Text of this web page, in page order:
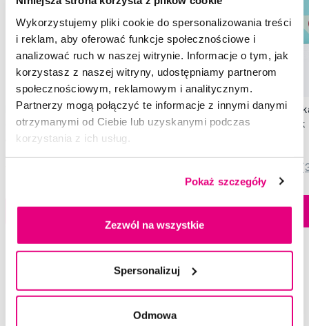
Wykorzystujemy pliki cookie do spersonalizowania treści
i reklam, aby oferować funkcje społecznościowe i
analizować ruch w naszej witrynie. Informacje o tym, jak
korzystasz z naszej witryny, udostępniamy partnerom
społecznościowym, reklamowym i analitycznym.
Partnerzy mogą połączyć te informacje z innymi danymi
otrzymanymi od Ciebie lub uzyskanymi podczas
korzystania z ich usług.
Pokaż szczegóły
Zezwól na wszystkie
Spersonalizuj
Odmowa
Buccotherm BIO żelowa pasta do zębów
dla dzieci od 2 do 6 lat, truskawka, 50 ml
11,90 Zł
1 sklepie
TePe PlaqSearch
nazębnej, 10 tabletek